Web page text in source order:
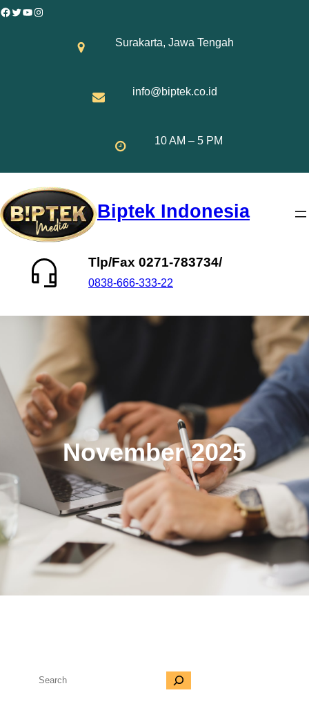
Skip
Facebook
Twitter
YouTube
Instagram
Surakarta, Jawa Tengah
info@biptek.co.id
10 AM – 5 PM
Biptek Indonesia
Tlp/Fax 0271-783734/
0838-666-333-22
November 2025
S